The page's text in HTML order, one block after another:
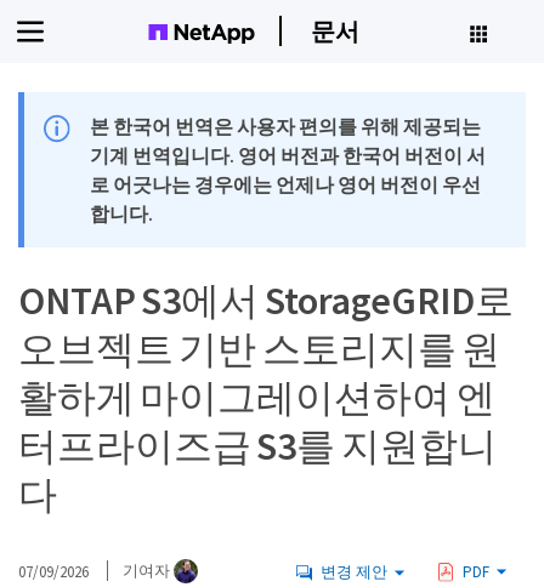
문서
본 한국어 번역은 사용자 편의를 위해 제공되는
기계 번역입니다. 영어 버전과 한국어 버전이 서
로 어긋나는 경우에는 언제나 영어 버전이 우선
합니다.
ONTAP S3에서 StorageGRID로
오브젝트 기반 스토리지를 원
활하게 마이그레이션하여 엔
터프라이즈급 S3를 지원합니
다
07/09/2026 기여자 변경 제안 PDF